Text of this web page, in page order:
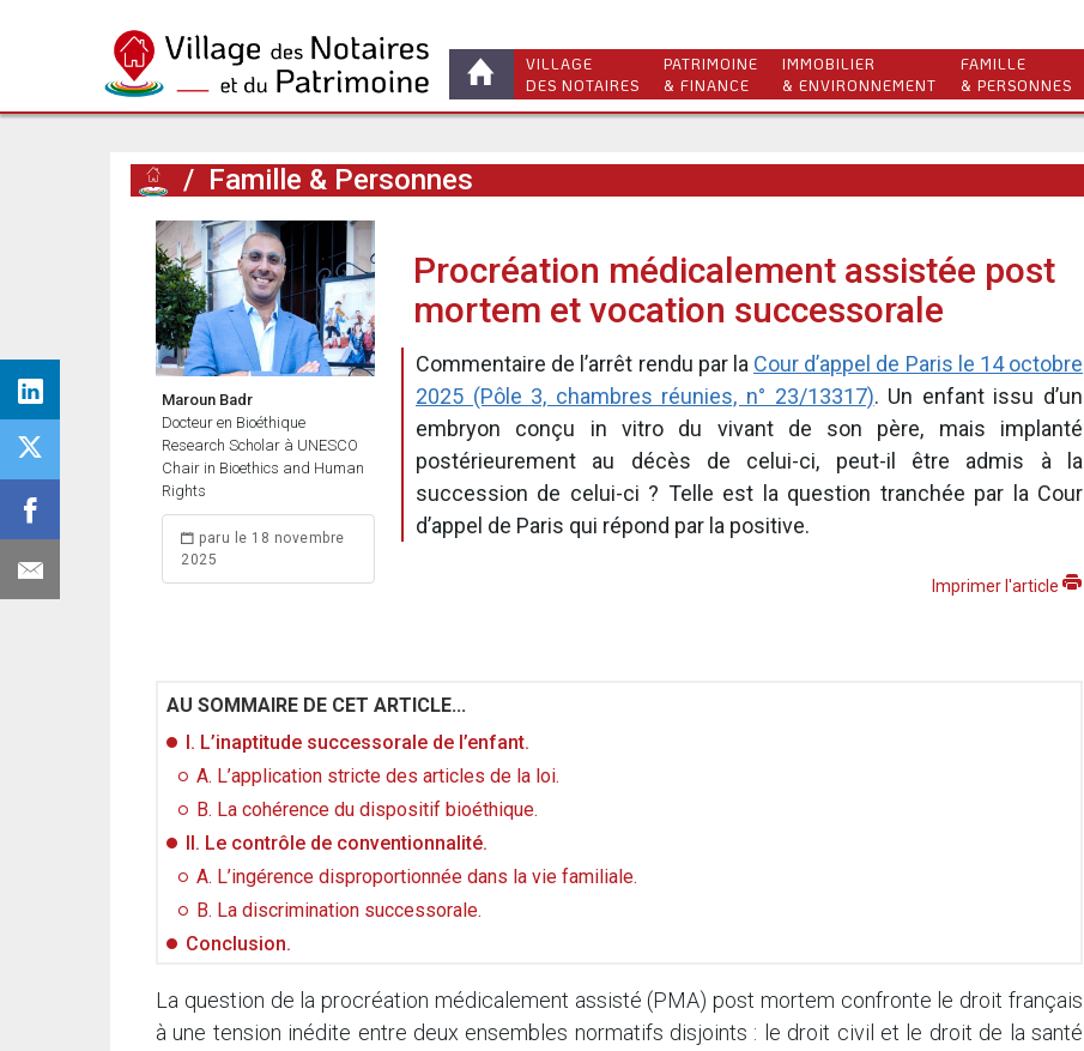
VILLAGE
DES NOTAIRES
PATRIMOINE
& FINANCE
IMMOBILIER
& ENVIRONNEMENT
FAMILLE
& PERSONNES
/ Famille & Personnes
Maroun Badr
Docteur en Bioéthique
Research Scholar à UNESCO
Chair in Bioethics and Human
Rights
paru le 18 novembre
2025
Procréation médicalement assistée post
mortem et vocation successorale
Commentaire de l’arrêt rendu par la Cour d’appel de Paris le 14 octobre
2025 (Pôle 3, chambres réunies, n° 23/13317). Un enfant issu d’un
embryon conçu in vitro du vivant de son père, mais implanté
postérieurement au décès de celui-ci, peut-il être admis à la
succession de celui-ci ? Telle est la question tranchée par la Cour
d’appel de Paris qui répond par la positive.
Imprimer l'article
AU SOMMAIRE DE CET ARTICLE...
I. L’inaptitude successorale de l’enfant.
A. L’application stricte des articles de la loi.
B. La cohérence du dispositif bioéthique.
II. Le contrôle de conventionnalité.
A. L’ingérence disproportionnée dans la vie familiale.
B. La discrimination successorale.
Conclusion.
La question de la procréation médicalement assisté (PMA) post mortem confronte le droit français
à une tension inédite entre deux ensembles normatifs disjoints : le droit civil et le droit de la santé